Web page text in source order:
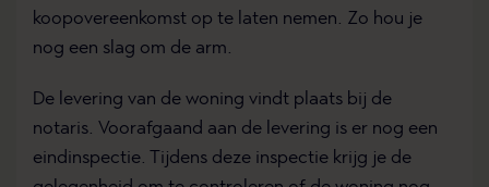
koopovereenkomst op te laten nemen. Zo hou je
nog een slag om de arm.
De levering van de woning vindt plaats bij de
notaris. Voorafgaand aan de levering is er nog een
eindinspectie. Tijdens deze inspectie krijg je de